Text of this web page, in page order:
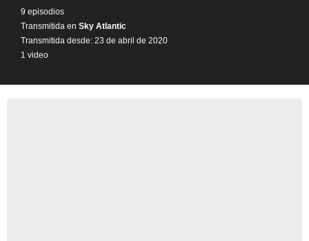
9 episodios
Transmitida en Sky Atlantic
Transmitida desde: 23 de abril de 2020
1 video